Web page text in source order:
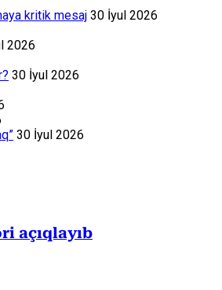
kritik mesaj 30 İyul 2026
2026
30 İyul 2026
30 İyul 2026
açıqlayıb